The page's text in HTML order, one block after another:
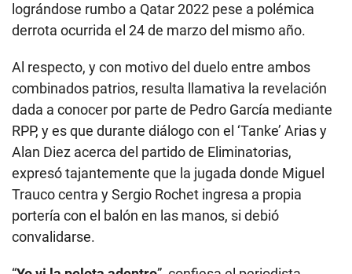
lográndose rumbo a Qatar 2022 pese a polémica
derrota ocurrida el 24 de marzo del mismo año.
Al respecto, y con motivo del duelo entre ambos
combinados patrios, resulta llamativa la revelación
dada a conocer por parte de Pedro García mediante
RPP, y es que durante diálogo con el ‘Tanke’ Arias y
Alan Diez acerca del partido de Eliminatorias,
expresó tajantemente que la jugada donde Miguel
Trauco centra y Sergio Rochet ingresa a propia
portería con el balón en las manos, si debió
convalidarse.